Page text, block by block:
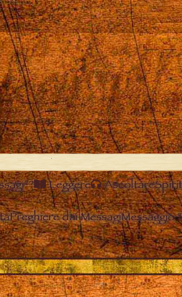
Leggere Ascoltare
Preghiere dai MessagiMessaggio